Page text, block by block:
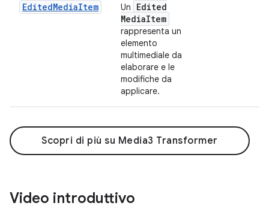
EditedMediaItem Un
Edited
MediaItem
rappresenta un
elemento
multimediale da
elaborare e le
modifiche da
applicare.
Scopri di più su Media3 Transformer
Video introduttivo